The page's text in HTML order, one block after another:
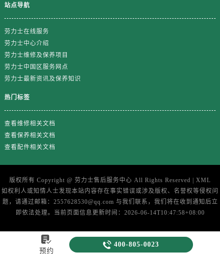
站点导航
劳力士在线服务
劳力士中心介绍
劳力士维修及保养项目
劳力士中国区服务网点
劳力士最新资讯及保养知识
热门标签
查看维修相关文档
查看保养相关文档
查看配件相关文档
版权所有 Copyright @ 劳力士售后服务中心 All Rights Reserved | XML
如权利人或知情人士发现本站内容存在事实错误或涉及版权、名誉权等侵权问
题，请通过邮箱：2557628530@qq.com 与我们联系，我们将在收到通知后立
即依法处理。当前页面信息更新时间：2026-06-14T10:47:58+08:00

预约
 400-805-0023